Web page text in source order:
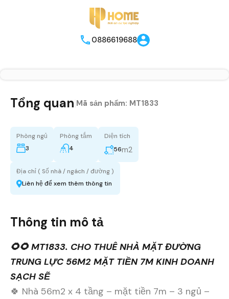
0886619688
Tổng quan Mã sản phẩm: MT1833
Phòng ngủ
3
Phòng tắm
4
Diện tích
56m2
Địa chỉ ( Số nhà / ngách / đường )
Liên hệ để xem thêm thông tin
Thông tin mô tả
🌻🌻 MT1833. CHO THUÊ NHÀ MẶT ĐƯỜNG
TRUNG LỰC 56M2 MẶT TIỀN 7M KINH DOANH
SẠCH SẼ
🍀 Nhà 56m2 x 4 tầng – mặt tiền 7m – 3 ngủ –